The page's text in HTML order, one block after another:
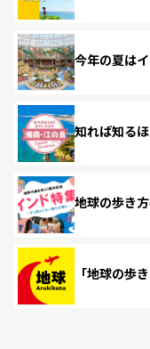
今年の夏は
知れば知る
地球の歩き
「地球の歩